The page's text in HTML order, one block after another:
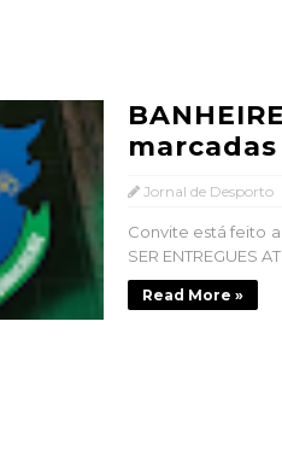
Jornal de Desporto
Convite está feito a
SER ENTREGUES
Read More »